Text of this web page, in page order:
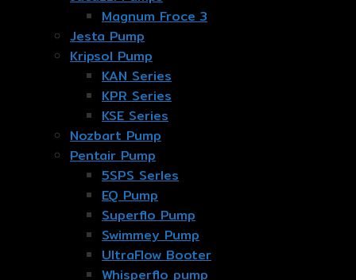
Magnum Froce 3
Jesta Pump
Kripsol Pump
KAN Series
KPR Series
KSE Series
Nozbart Pump
Pentair Pump
5SPS Serles
EQ Pump
Superflo Pump
Swimmey Pump
UltraFlow Booter
Whisperflo pump